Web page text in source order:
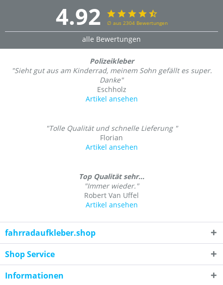
4.92 ∅ aus 2304 Bewertungen
alle Bewertungen
Polizeikleber
"Sieht gut aus am Kinderrad, meinem Sohn gefällt es super.
Danke"
Eschholz
Artikel ansehen
"Tolle Qualität und schnelle Lieferung "
Florian
Artikel ansehen
Top Qualität sehr...
"Immer wieder."
Robert Van Uffel
Artikel ansehen
fahrradaufkleber.shop
Shop Service
Informationen